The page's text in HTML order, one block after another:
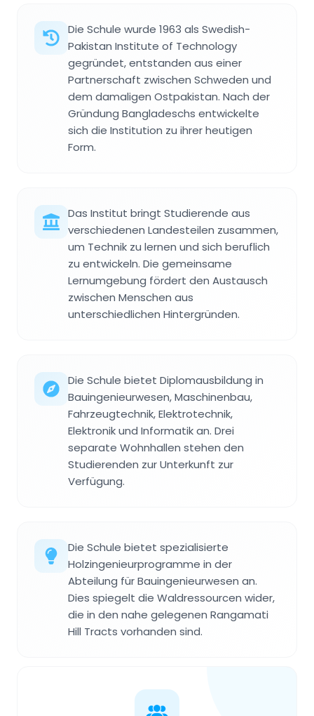
Die Schule wurde 1963 als Swedish-
Pakistan Institute of Technology
gegründet, entstanden aus einer
Partnerschaft zwischen Schweden und
dem damaligen Ostpakistan. Nach der
Gründung Bangladeschs entwickelte
sich die Institution zu ihrer heutigen
Form.
Das Institut bringt Studierende aus
verschiedenen Landesteilen zusammen,
um Technik zu lernen und sich beruflich
zu entwickeln. Die gemeinsame
Lernumgebung fördert den Austausch
zwischen Menschen aus
unterschiedlichen Hintergründen.
Die Schule bietet Diplomausbildung in
Bauingenieurwesen, Maschinenbau,
Fahrzeugtechnik, Elektrotechnik,
Elektronik und Informatik an. Drei
separate Wohnhallen stehen den
Studierenden zur Unterkunft zur
Verfügung.
Die Schule bietet spezialisierte
Holzingenieurprogramme in der
Abteilung für Bauingenieurwesen an.
Dies spiegelt die Waldressourcen wider,
die in den nahe gelegenen Rangamati
Hill Tracts vorhanden sind.